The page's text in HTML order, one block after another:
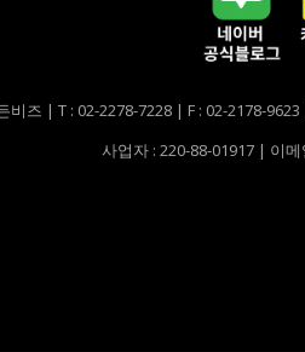
비즈 | T : 02-2278-7228 | F : 02-2178-
사업자 : 220-88-01917 | 이